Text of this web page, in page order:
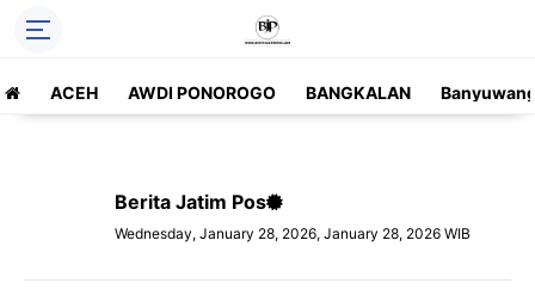
ACEH AWDI PONOROGO BANGKALAN
Berita Jatim Pos
Wednesday, January 28, 2026, January 28, 2026 WIB